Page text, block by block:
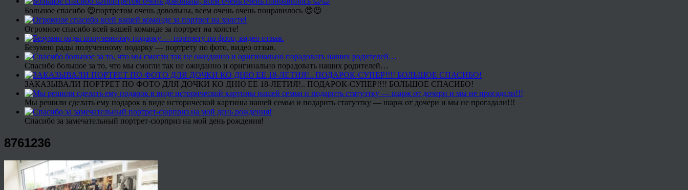
Большое спасибо 😍портретом очень довольны, всем очень очень понравилось 😍😍
Огромное спасибо всей вашей команде за портрет на холсте!
Безумно рады полученному подарку — портрету по фото, видео отзыв.
Спасибо большое за то, что мы смогли так не ожиданно и оригинально порадовать наших родителей…
ЗАКАЗЫВАЛИ ПОРТРЕТ ПО ФОТО ДЛЯ ДОЧКИ КО ДНЮ ЕЕ 18-ЛЕТИЯ!.. ПОДАРОК-СУПЕР!!!! БОЛЬШОЕ СПАСИБО!
Мы решили сделать ему подарок в виде исторической картины нашей семьи и подарить статуэтку — шарж от дочери и мы не прогадали!!!
Спасибо за замечательный портрет-сюрприз на мой день рождения!
8761236